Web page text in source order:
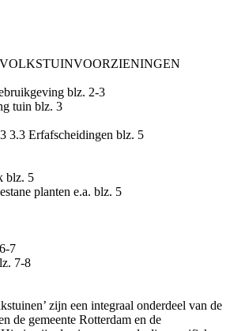
blz. 2-3
tuin blz. 3
3.3 Erfafscheidingen blz. 5
blz. 5
planten e.a. blz. 5
7
7-8
zijn een integraal onderdeel van de
de gemeente Rotterdam en de